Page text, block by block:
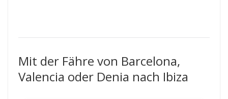
Mit der Fähre von Barcelona,
Valencia oder Denia nach Ibiza